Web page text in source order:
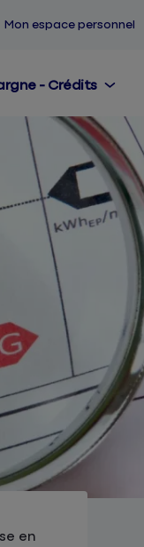
Mon espace personnel
- Crédits
en